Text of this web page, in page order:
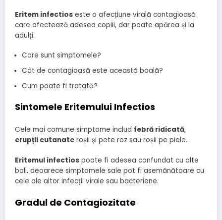
Eritem infectios este o afecțiune virală contagioasă
care afectează adesea copiii, dar poate apărea și la
adulți.
Care sunt simptomele?
Cât de contagioasă este această boală?
Cum poate fi tratată?
Sintomele Eritemului Infectios
Cele mai comune simptome includ febră ridicată,
erupții cutanate roșii și pete roz sau roșii pe piele.
Eritemul infectios poate fi adesea confundat cu alte
boli, deoarece simptomele sale pot fi asemănătoare cu
cele ale altor infecții virale sau bacteriene.
Gradul de Contagiozitate